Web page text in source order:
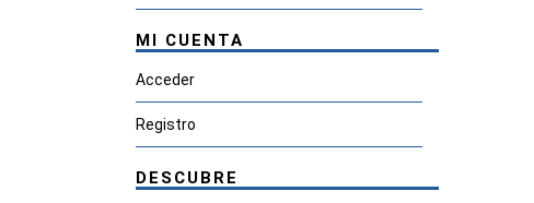
MI CUENTA
Acceder
Registro
DESCUBRE